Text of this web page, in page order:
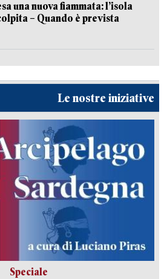
una nuova fiammata: l’isola
– Quando è prevista
Le nostre iniziative
Speciale